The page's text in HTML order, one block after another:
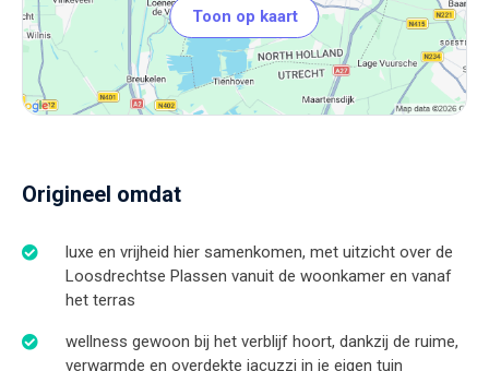
Toon op kaart
Origineel omdat
luxe en vrijheid hier samenkomen, met uitzicht over de
Loosdrechtse Plassen vanuit de woonkamer en vanaf
het terras
wellness gewoon bij het verblijf hoort, dankzij de ruime,
verwarmde en overdekte jacuzzi in je eigen tuin